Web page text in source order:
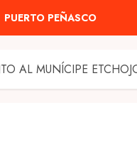
PUERTO PEÑASCO
AL MUNÍCIPE